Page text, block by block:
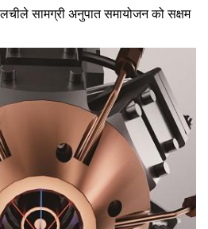
सामग्री अनुपात समायोजन को सक्षम